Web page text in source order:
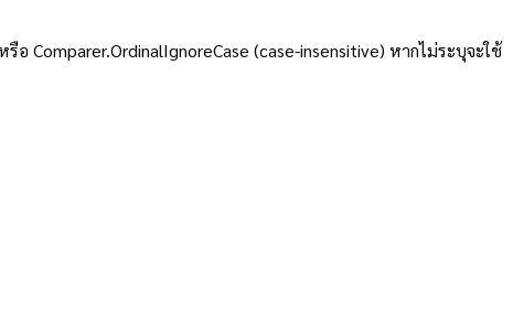
Comparer.OrdinalIgnoreCase (case-insensitive) หากไม่ระบุจะใช้